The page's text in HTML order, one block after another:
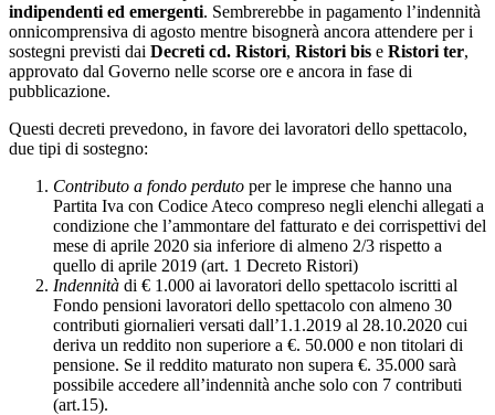
indipendenti ed emergenti. Sembrerebbe in pagamento l’indennità
onnicomprensiva di agosto mentre bisognerà ancora attendere per i
sostegni previsti dai Decreti cd. Ristori, Ristori bis e Ristori ter,
approvato dal Governo nelle scorse ore e ancora in fase di
pubblicazione.
Questi decreti prevedono, in favore dei lavoratori dello spettacolo,
due tipi di sostegno:
Contributo a fondo perduto per le imprese che hanno una
Partita Iva con Codice Ateco compreso negli elenchi allegati a
condizione che l’ammontare del fatturato e dei corrispettivi del
mese di aprile 2020 sia inferiore di almeno 2/3 rispetto a
quello di aprile 2019 (art. 1 Decreto Ristori)
Indennità di € 1.000 ai lavoratori dello spettacolo iscritti al
Fondo pensioni lavoratori dello spettacolo con almeno 30
contributi giornalieri versati dall’1.1.2019 al 28.10.2020 cui
deriva un reddito non superiore a €. 50.000 e non titolari di
pensione. Se il reddito maturato non supera €. 35.000 sarà
possibile accedere all’indennità anche solo con 7 contributi
(art.15).